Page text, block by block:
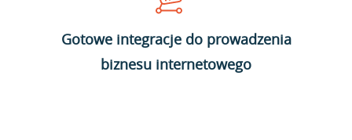
Gotowe integracje do prowadzenia
biznesu internetowego